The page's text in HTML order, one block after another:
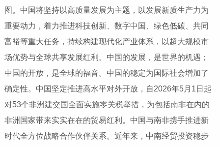
图。中国将坚持以高质量发展为主题，以发展新质生产力为
重要动力，着力推进科技创新、数字中国、绿色低碳、共同
富裕等重大任务，持续构建现代化产业体系，以超大规模市
场优势与全球共享发展红利。中国的发展，是世界的机遇；
中国的开放，是全球的福音。中国的稳定为国际社会增加了
确定性。中国坚定推进高水平对外开放，自2026年5月1日起
对53个非洲建交国全面实施零关税举措，为包括南非在内的
非洲国家带来实实在在的贸易红利。中国与南非携手推进新
时代全方位战略合作伙伴关系。近年来，中南经贸投资稳步